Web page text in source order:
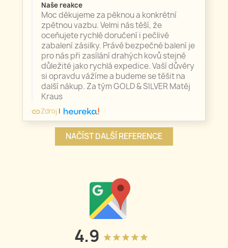
Naše reakce
Moc děkujeme za pěknou a konkrétní
zpětnou vazbu. Velmi nás těší, že
oceňujete rychlé doručení i pečlivé
zabalení zásilky. Právě bezpečné balení je
pro nás při zasílání drahých kovů stejně
důležité jako rychlá expedice. Vaší důvěry
si opravdu vážíme a budeme se těšit na
další nákup. Za tým GOLD & SILVER Matěj
Kraus
linkZdroj |
NAČÍST DALŠÍ REFERENCE
4.9 grade grade grade grade grade